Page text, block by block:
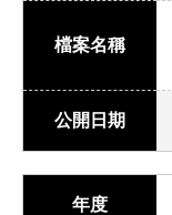
檔案名稱
公開日期
年度